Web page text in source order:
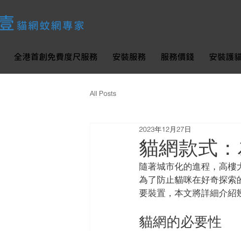
全港首創免費度尺服務 安裝服務 服務價錢 安裝護
All Posts
貓網款式
2023年12月27日
隨著城市化的進程，高樓
為了防止貓咪在好奇探索
要裝置，本文將詳細介紹
貓網的必要性